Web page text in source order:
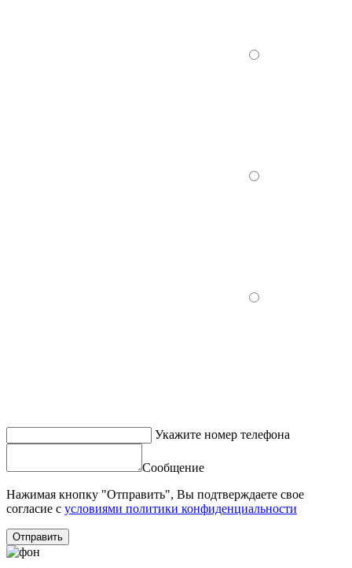
Укажите номер телефона
Сообщение
Нажимая кнопку "Отправить", Вы подтверждаете свое
согласие с условиями политики конфиденциальности
Отправить